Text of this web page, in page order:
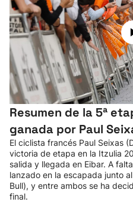
Resumen de la 5ª
ganada por Paul
El ciclista francés Paul Seixas
victoria de etapa en la Itzulia
salida y llegada en Eibar. A
lanzado en la escapada junto
Bull), y entre ambos se ha
final.